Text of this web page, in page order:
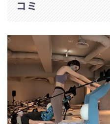
コミ